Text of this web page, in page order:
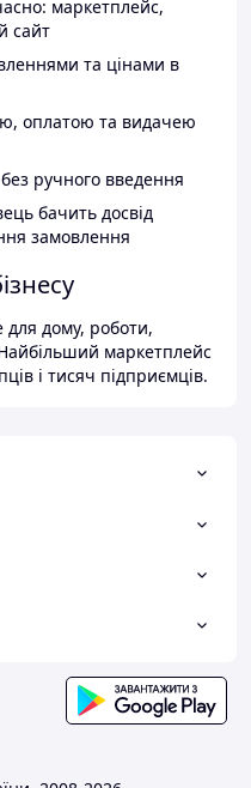
маркетплейс,
сайт
та цінами в
оплатою та видачею
ручного введення
бачить досвід
замовлення
для дому, роботи,
Найбільший маркетплейс
і тисяч підприємців.